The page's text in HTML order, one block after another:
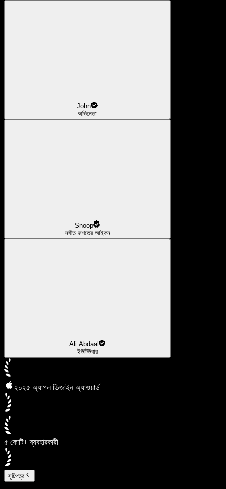
John
অভিনেতা
Snoop
সঙ্গীত জগতের আইকন
Ali Abdaal
ইউটিউবার
২০২৫ অ্যাপল ডিজাইন অ্যাওয়ার্ড
৫ কোটি+ ব্যবহারকারী
সূচিপত্র